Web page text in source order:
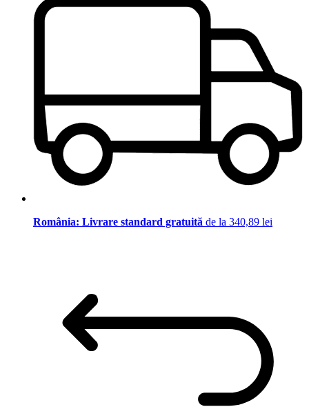
România: Livrare standard gratuită de la 340,89 lei